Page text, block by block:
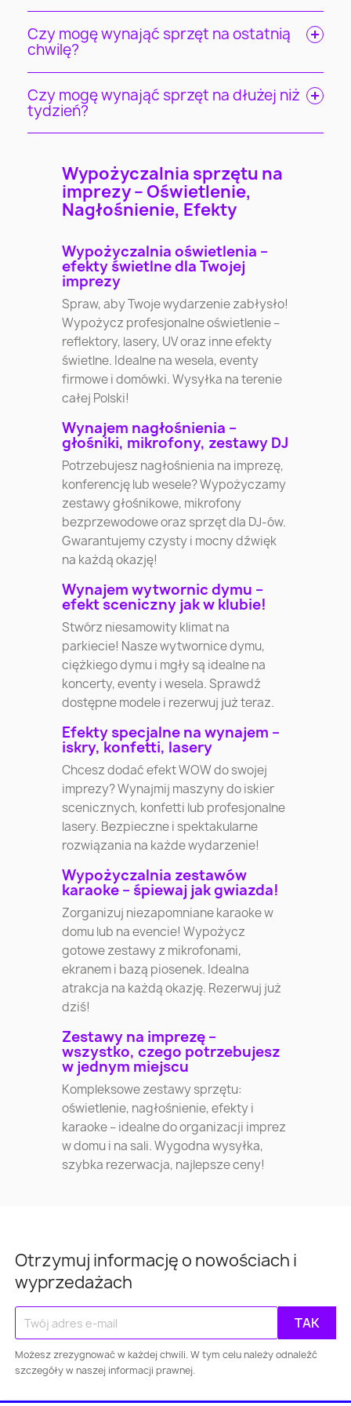
Warszawa Kraków Łódź
Gdańsk Szczecin
Katowice Częstochowa
Sosnowiec Toruń Kielce
Czy mogę wynająć sprzęt na ostatnią
chwilę?
Czy mogę wynająć sprzęt na dłużej niż
tydzień?
Wypożyczalnia sprzętu na
imprezy – Oświetlenie,
Nagłośnienie, Efekty
Wypożyczalnia oświetlenia –
efekty świetlne dla Twojej
imprezy
Spraw, aby Twoje wydarzenie zabłysło!
Wypożycz profesjonalne oświetlenie –
reflektory, lasery, UV oraz inne efekty
świetlne. Idealne na wesela, eventy
firmowe i domówki. Wysyłka na terenie
całej Polski!
Wynajem nagłośnienia –
głośniki, mikrofony, zestawy DJ
Potrzebujesz nagłośnienia na imprezę,
konferencję lub wesele? Wypożyczamy
zestawy głośnikowe, mikrofony
bezprzewodowe oraz sprzęt dla DJ-ów.
Gwarantujemy czysty i mocny dźwięk
na każdą okazję!
Wynajem wytwornic dymu –
efekt sceniczny jak w klubie!
Stwórz niesamowity klimat na
parkiecie! Nasze wytwornice dymu,
ciężkiego dymu i mgły są idealne na
koncerty, eventy i wesela. Sprawdź
dostępne modele i rezerwuj już teraz.
Efekty specjalne na wynajem –
iskry, konfetti, lasery
Chcesz dodać efekt WOW do swojej
imprezy? Wynajmij maszyny do iskier
scenicznych, konfetti lub profesjonalne
lasery. Bezpieczne i spektakularne
rozwiązania na każde wydarzenie!
Wypożyczalnia zestawów
karaoke – śpiewaj jak gwiazda!
Zorganizuj niezapomniane karaoke w
domu lub na evencie! Wypożycz
gotowe zestawy z mikrofonami,
ekranem i bazą piosenek. Idealna
atrakcja na każdą okazję. Rezerwuj już
dziś!
Zestawy na imprezę –
wszystko, czego potrzebujesz
w jednym miejscu
Kompleksowe zestawy sprzętu:
oświetlenie, nagłośnienie, efekty i
karaoke – idealne do organizacji imprez
w domu i na sali. Wygodna wysyłka,
szybka rezerwacja, najlepsze ceny!
Otrzymuj informację o nowościach i
wyprzedażach
Możesz zrezygnować w każdej chwili. W tym celu należy odnaleźć
szczegóły w naszej informacji prawnej.